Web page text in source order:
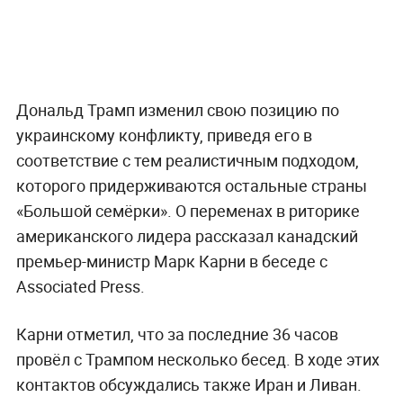
Дональд Трамп изменил свою позицию по
украинскому конфликту, приведя его в
соответствие с тем реалистичным подходом,
которого придерживаются остальные страны
«Большой семёрки». О переменах в риторике
американского лидера рассказал канадский
премьер-министр Марк Карни в беседе с
Associated Press.
Карни отметил, что за последние 36 часов
провёл с Трампом несколько бесед. В ходе этих
контактов обсуждались также Иран и Ливан.